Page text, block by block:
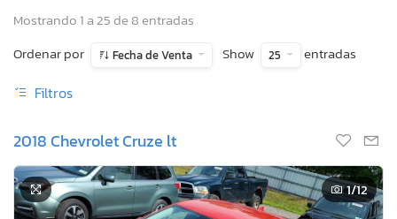
Mostrando 1 a 25 de 8 entradas
Ordenar por
Fecha de Venta Show 25 entradas
Filtros
2018 Chevrolet Cruze lt
1/12